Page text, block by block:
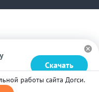
Скачать
работы сайта Догси.